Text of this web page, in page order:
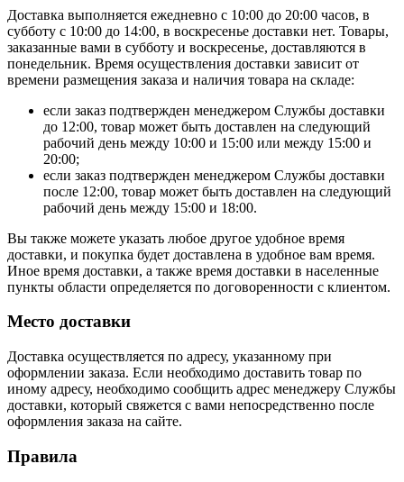
Доставка выполняется ежедневно с 10:00 до 20:00 часов, в
субботу с 10:00 до 14:00, в воскресенье доставки нет. Товары,
заказанные вами в субботу и воскресенье, доставляются в
понедельник. Время осуществления доставки зависит от
времени размещения заказа и наличия товара на складе:
если заказ подтвержден менеджером Службы доставки
до 12:00, товар может быть доставлен на следующий
рабочий день между 10:00 и 15:00 или между 15:00 и
20:00;
если заказ подтвержден менеджером Службы доставки
после 12:00, товар может быть доставлен на следующий
рабочий день между 15:00 и 18:00.
Вы также можете указать любое другое удобное время
доставки, и покупка будет доставлена в удобное вам время.
Иное время доставки, а также время доставки в населенные
пункты области определяется по договоренности с клиентом.
Место доставки
Доставка осуществляется по адресу, указанному при
оформлении заказа. Если необходимо доставить товар по
иному адресу, необходимо сообщить адрес менеджеру Службы
доставки, который свяжется с вами непосредственно после
оформления заказа на сайте.
Правила